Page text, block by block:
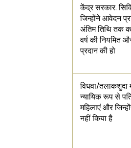
केंद्र सरकार.
जिन्होंने आवेदन
अंतिम तिथि तक
वर्ष की नियमित
प्रदान की हो
विधवा/तलाकशुदा
न्यायिक रूप से
महिलाएं और
नहीं किया है